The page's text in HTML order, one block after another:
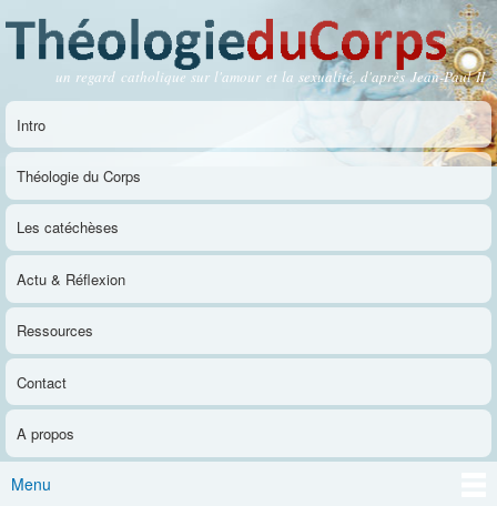
contenu
principal
Théologie du Corps
un regard catholique sur l'amour et la sexualité, d'après Jean-Paul II
Menu principal
Intro
Théologie du Corps
Les catéchèses
Actu & Réflexion
Ressources
Contact
A propos
Menu